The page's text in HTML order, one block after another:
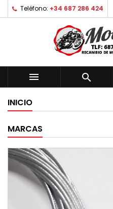
Teléfono: +34 687 286 424
 
INICIO
MARCAS